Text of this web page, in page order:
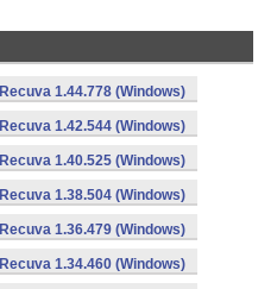
Recuva 1.44.778 (Windows)
Recuva 1.42.544 (Windows)
Recuva 1.40.525 (Windows)
Recuva 1.38.504 (Windows)
Recuva 1.36.479 (Windows)
Recuva 1.34.460 (Windows)